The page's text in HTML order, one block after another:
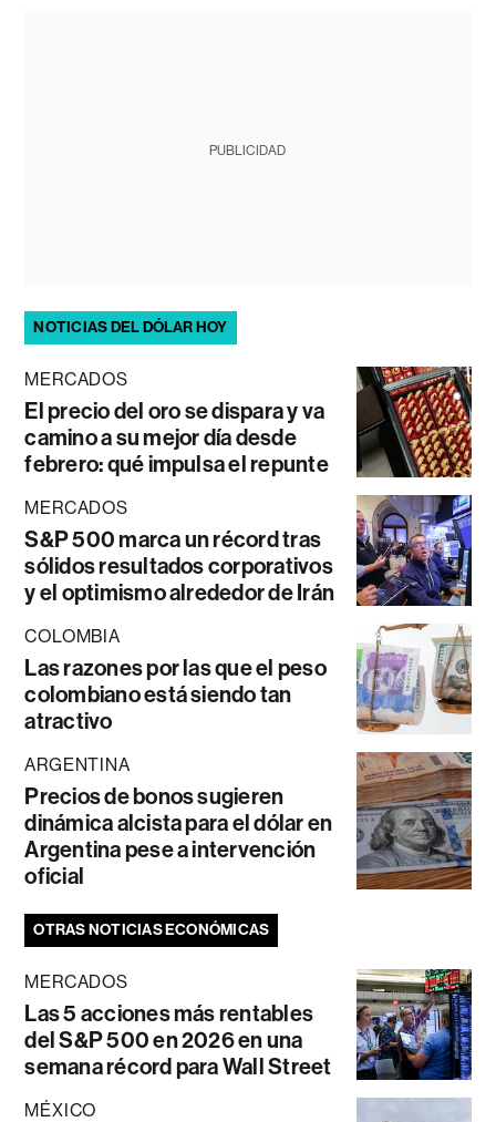
PUBLICIDAD
NOTICIAS DEL DÓLAR HOY
MERCADOS
El precio del oro se dispara y va
camino a su mejor día desde
febrero: qué impulsa el repunte
MERCADOS
S&P 500 marca un récord tras
sólidos resultados corporativos
y el optimismo alrededor de Irán
COLOMBIA
Las razones por las que el peso
colombiano está siendo tan
atractivo
ARGENTINA
Precios de bonos sugieren
dinámica alcista para el dólar en
Argentina pese a intervención
oficial
OTRAS NOTICIAS ECONÓMICAS
MERCADOS
Las 5 acciones más rentables
del S&P 500 en 2026 en una
semana récord para Wall Street
MÉXICO